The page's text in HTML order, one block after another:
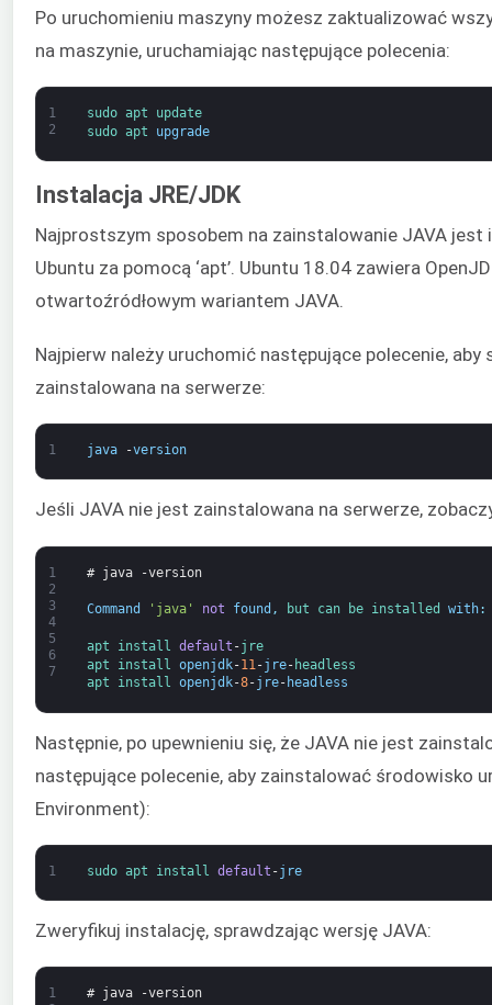
Po uruchomieniu maszyny możesz zaktualizować
na maszynie, uruchamiając następujące polecenia:
1
2
sudo apt
update
sudo apt upgrade
Instalacja JRE/JDK
Najprostszym sposobem na zainstalowanie JAVA
Ubuntu za pomocą ‘apt’. Ubuntu 18.04 zawiera
otwartoźródłowym wariantem JAVA.
Najpierw należy uruchomić następujące polecenie,
zainstalowana na serwerze:
1 java -version
Jeśli JAVA nie jest zainstalowana na serwerze,
1
2
3
4
5
6
7
# java -version
Command 'java' not found , but can be installed with:
apt install default -jre
apt
install openjdk-11 -jre- headless
apt
install openjdk-8-jre- headless
Następnie, po upewnieniu się, że JAVA nie jest
następujące polecenie, aby zainstalować środowisko
Environment):
1 sudo apt install default -jre
Zweryfikuj instalację, sprawdzając wersję JAVA:
1
# java -version